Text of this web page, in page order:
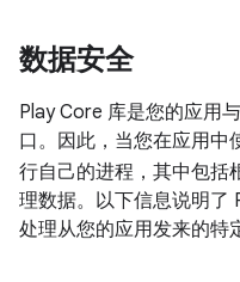
数据安全
Play Core 库是您的应用
口。因此，当您在应用中
行自己的进程，其中包括
理数据。以下信息说明了
处理从您的应用发来的特